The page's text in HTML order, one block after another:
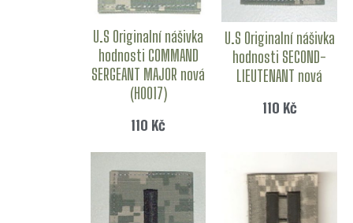
U.S Originalní nášivka
hodnosti COMMAND
SERGEANT MAJOR nová
(H0017)
110 Kč
U.S Originalní nášivka
hodnosti SECOND-
LIEUTENANT nová
110 Kč